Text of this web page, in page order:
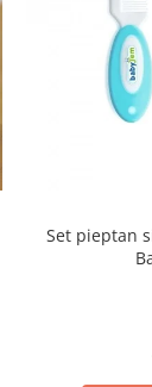
Set pieptan